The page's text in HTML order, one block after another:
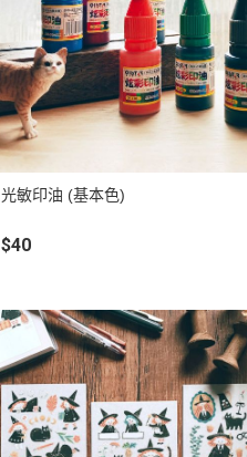
光敏印油 (基本色)
$40